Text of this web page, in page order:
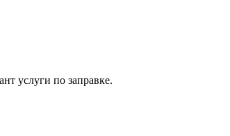
услуги по заправке.